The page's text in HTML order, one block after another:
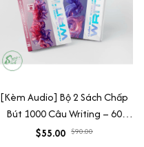
[Kèm Audio] Bộ 2 Sách Chấp
Bút 1000 Câu Writing – 60
Ngày Gieo Trồng Tư Duy
$55.00 $90.00